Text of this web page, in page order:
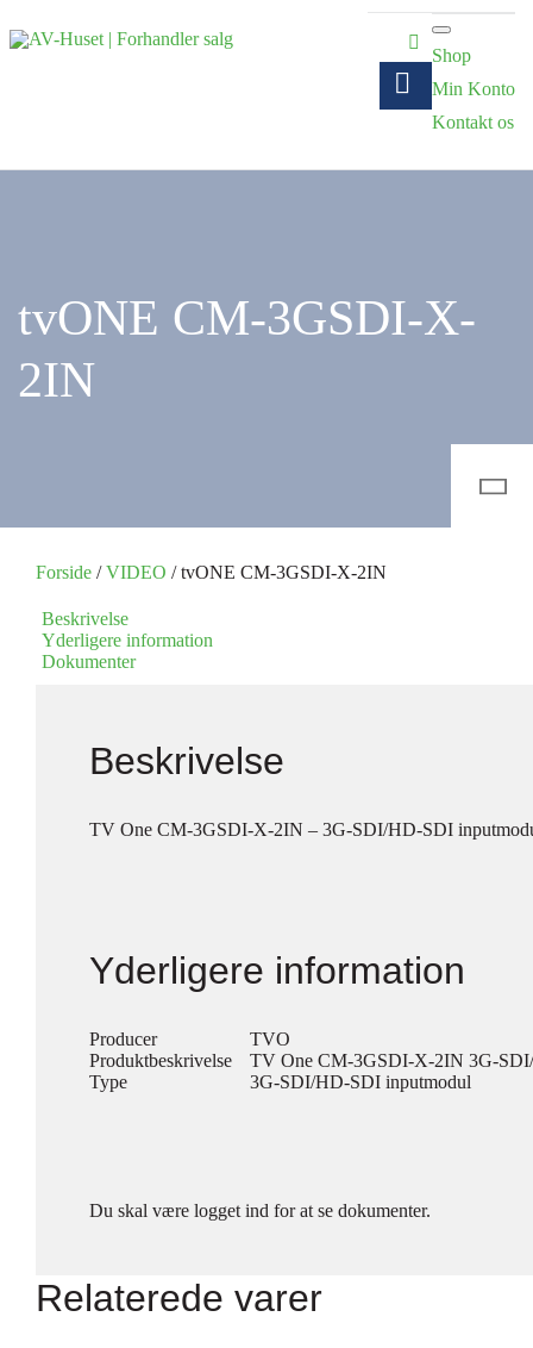
Shop
Min Konto
Kontakt os
tvONE CM-3GSDI-X-
2IN
Forside /VIDEO / tvONE CM-3GSDI-X-2IN
Beskrivelse
Yderligere information
Dokumenter
Beskrivelse
TV One CM-3GSDI-X-2IN – 3G-SDI/HD-SDI
Yderligere information
Producer
TVO
Produktbeskrivelse
TV One CM-3GSDI-X-2IN 3G-
Type
3G-SDI/HD-SDI inputmodul
Du skal være logget ind for at se dokumenter.
Relaterede varer